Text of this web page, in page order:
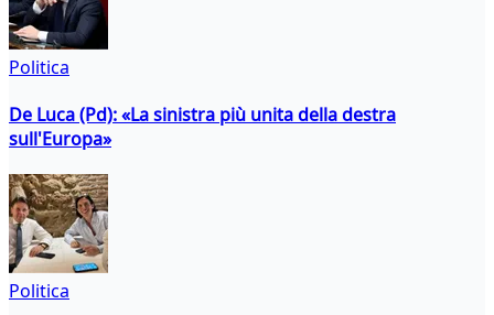
Politica
De Luca (Pd): «La sinistra più unita della destra
sull'Europa»
Politica